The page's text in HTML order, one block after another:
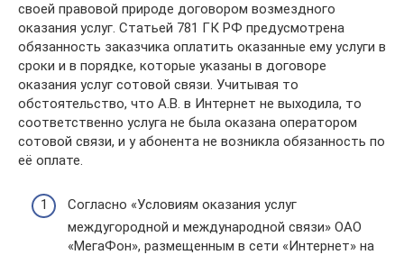
своей правовой природе договором возмездного
оказания услуг. Статьей 781 ГК РФ предусмотрена
обязанность заказчика оплатить оказанные ему услуги в
сроки и в порядке, которые указаны в договоре
оказания услуг сотовой связи. Учитывая то
обстоятельство, что А.В. в Интернет не выходила, то
соответственно услуга не была оказана оператором
сотовой связи, и у абонента не возникла обязанность по
её оплате.
Согласно «Условиям оказания услуг
междугородной и международной связи» ОАО
«МегаФон», размещенным в сети «Интернет» на